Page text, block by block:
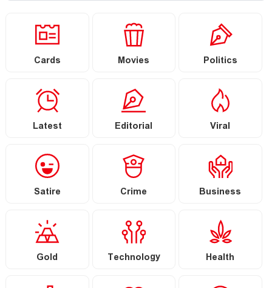
Cards Movies Politics
Latest Editorial Viral
Satire Crime Business
Gold Technology Health